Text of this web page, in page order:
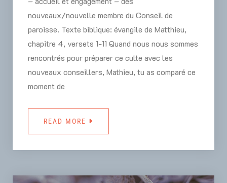
nouveaux/nouvelle membre du Conseil de
paroisse. Texte biblique: évangile de Matthieu,
chapitre 4, versets 1-11 Quand nous nous sommes
rencontrés pour préparer ce culte avec les
nouveaux conseillers, Mathieu, tu as comparé ce
moment de
READ MORE